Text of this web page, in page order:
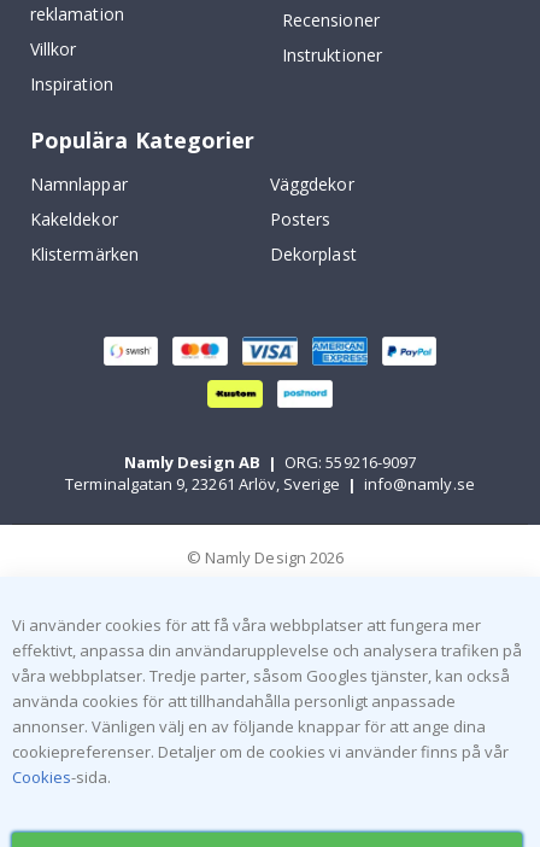
reklamation
Villkor
Inspiration
Recensioner
Instruktioner
Populära Kategorier
Namnlappar
Väggdekor
Kakeldekor
Posters
Klistermärken
Dekorplast
Namly Design AB | ORG: 559216-9097
Terminalgatan 9, 23261 Arlöv, Sverige | info@namly.se
© Namly Design 2026
Vi använder cookies för att få våra webbplatser att fungera mer
effektivt, anpassa din användarupplevelse och analysera trafiken på
våra webbplatser. Tredje parter, såsom Googles tjänster, kan också
använda cookies för att tillhandahålla personligt anpassade
annonser. Vänligen välj en av följande knappar för att ange dina
cookiepreferenser. Detaljer om de cookies vi använder finns på vår
Cookies-sida.